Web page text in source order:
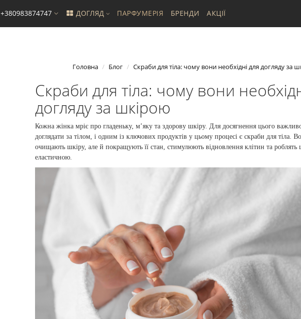
+380983874747 ДОГЛЯД ПАРФУМЕРІЯ БРЕНДИ АКЦІЇ
Головна Блог Скраби для тіла: чому вони необхідні для догляду за
Скраби для тіла: чому вони
догляду за шкірою
Кожна жінка мріє про гладеньку, м’яку та здорову шкіру. Для досягнення цього
доглядати за тілом, і одним із ключових продуктів у цьому процесі є скраби для тіла.
очищають шкіру, але й покращують її стан, стимулюють відновлення клітин та роблять
еластичною.